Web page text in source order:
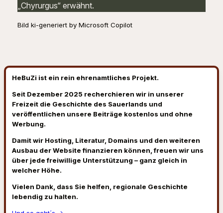
„Chyrurgus“ erwähnt.
Bild ki-generiert by Microsoft Copilot
HeBuZi ist ein rein ehrenamtliches Projekt.
Seit Dezember 2025 recherchieren wir in unserer
Freizeit die Geschichte des Sauerlands und
veröffentlichen unsere Beiträge kostenlos und ohne
Werbung.
Damit wir Hosting, Literatur, Domains und den weiteren
Ausbau der Website finanzieren können, freuen wir uns
über jede freiwillige Unterstützung – ganz gleich in
welcher Höhe.
Vielen Dank, dass Sie helfen, regionale Geschichte
lebendig zu halten.